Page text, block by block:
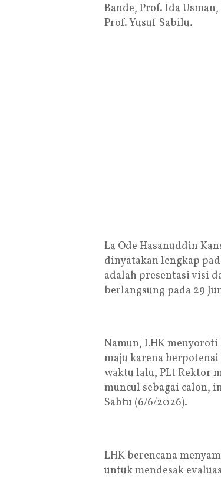
Bande, Prof. Ida
Prof. Yusuf Sabilu.
La Ode Hasanuddin
dinyatakan lengkap
adalah presentasi visi
berlangsung pada 29
Namun, LHK
maju karena
waktu lalu, PLt Rektor
muncul sebagai calon,
Sabtu (6/6/2026).
LHK berencana
untuk mendesak